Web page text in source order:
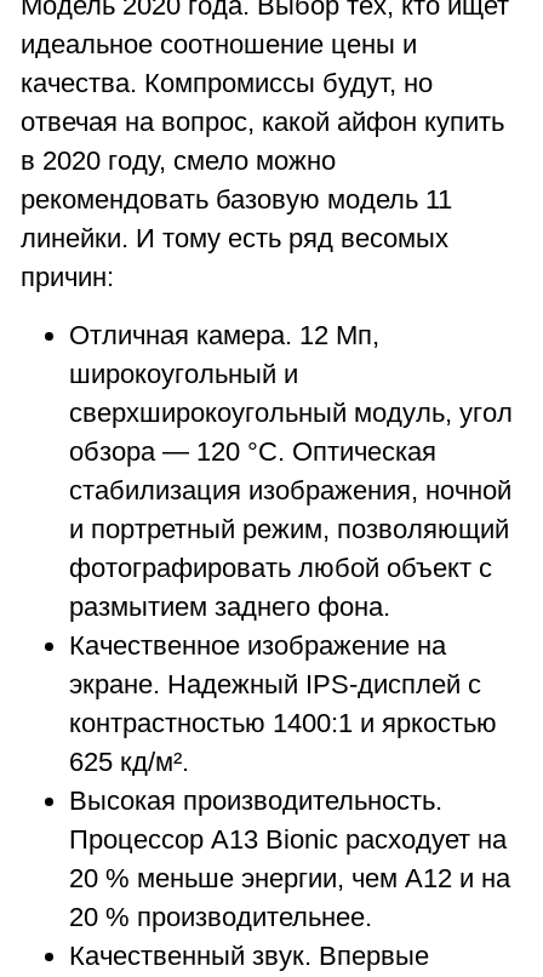
идеальное соотношение цены и
качества. Компромиссы будут, но
отвечая на вопрос, какой айфон купить
в 2020 году, смело можно
рекомендовать базовую модель 11
линейки. И тому есть ряд весомых
причин:
Отличная камера. 12 Мп,
широкоугольный и
сверхширокоугольный модуль, угол
обзора — 120 °С. Оптическая
стабилизация изображения, ночной
и портретный режим, позволяющий
фотографировать любой объект с
размытием заднего фона.
Качественное изображение на
экране. Надежный IPS-дисплей с
контрастностью 1400:1 и яркостью
625 кд/м².
Высокая производительность.
Процессор A13 Bionic расходует на
20 % меньше энергии, чем А12 и на
20 % производительнее.
Качественный звук. Впервые